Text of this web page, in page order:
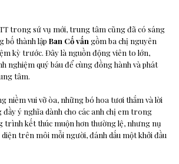
trong sứ vụ mới, trung tâm cũng đã có sáng
bố thành lập Ban Cố vấn gồm ba chị nguyên
kỳ trước. Đây là nguồn động viên to lớn,
nghiệm quý báu để cùng đồng hành và phát
tâm.
niềm vui vỡ òa, những bó hoa tươi thắm và lời
đầy ý nghĩa dành cho các anh chị em trong
trình kết thúc muộn hơn thường lệ, nhưng nụ
trên môi mỗi người, đánh dấu một khởi đầu